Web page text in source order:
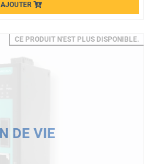
AJOUTER
CE PRODUIT N'EST PLUS DISPONIBLE.